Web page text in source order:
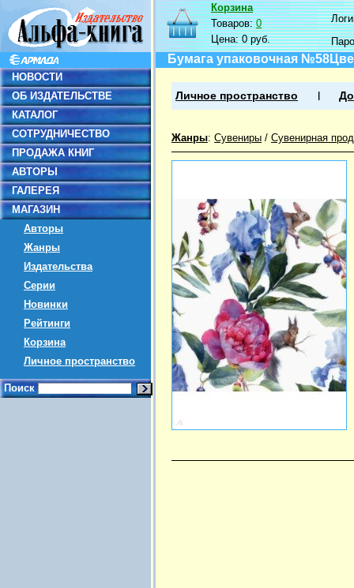
НОВОСТИ
ОБ ИЗДАТЕЛЬСТВЕ
КАТАЛОГ
СОТРУДНИЧЕСТВО
ПРОДАЖА КНИГ
АВТОРЫ
ГАЛЕРЕЯ
МАГАЗИН
Авторы
Жанры
Издательства
Серии
Новинки
Рейтинги
Корзина
Личное пространство
Поиск
Корзина
Товаров:0
Цена:0 руб.
Бумага упаковочная
Личное пространство
Жанры: Сувениры / Сувенирная